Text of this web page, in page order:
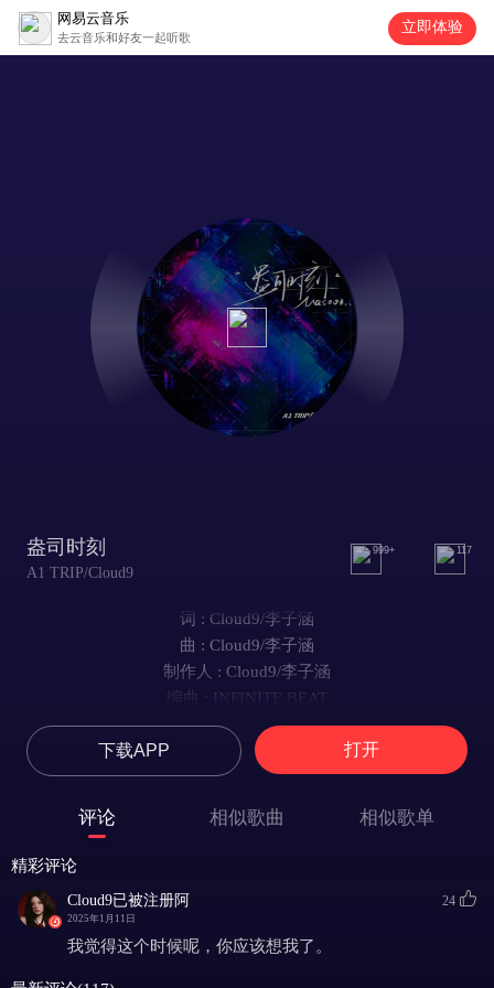
网易云音乐
去云音乐和好友一起听歌
立即体验
盎司时刻
A1 TRIP/Cloud9
999+ 117
词 : Cloud9/李子涵
曲 : Cloud9/李子涵
制作人 : Cloud9/李子涵
编曲 : INFINITE BEAT
混音工程师 : INFINITE
监制 : 李子涵
统筹 : 盛欣圆
【未经著作权人许可不得翻唱翻录或使用】
研究他的习惯他喜欢的歌都听过
我想要跟他一起见证未来潮起星落
下载APP 打开
评论 相似歌曲 相似歌单
精彩评论
Cloud9已被注册阿
2025年1月11日
24
我觉得这个时候呢，你应该想我了。